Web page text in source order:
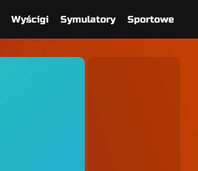
Wyścigi Symulatory Sportowe